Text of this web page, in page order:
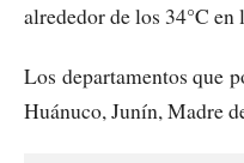
alrededor de los 34°C en
Los departamentos que
Huánuco, Junín, Madre